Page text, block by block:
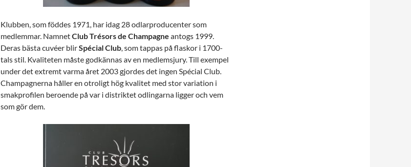
Klubben,somföddes 1971, har idag 28 odlarproducenter som
medlemmar. NamnetClub Trésors de Champagne antogs 1999.
Deras bästa cuvéer blirSpécial Club,somtappas påflaskor i 1700-
tals stil. Kvaliteten måste godkännas av en medlemsjury. Till exempel
under det extremt varma året 2003 gjordes det ingen Spécial Club.
Champagnerna håller en otroligt hög kvalitet med stor variation i
smakprofilen beroende på var i distriktet odlingarna ligger och vem
som gör dem.